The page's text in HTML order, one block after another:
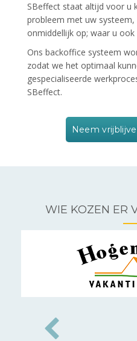
SBeffect staat altijd voor u
probleem met uw
onmiddellijk op; waar u ook
Ons backoffice systeem
zodat we het optimaal
gespecialiseerde
SBeffect.
Neem
WIE KOZEN ER